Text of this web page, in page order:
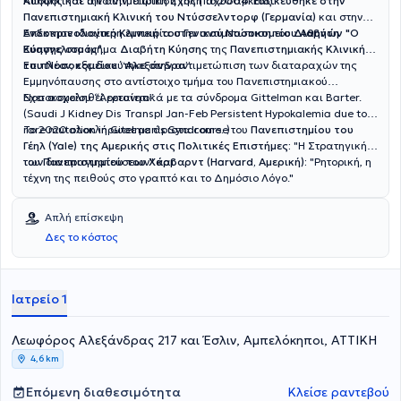
Πανεπιστημιακή Κλινική του Ντύσσελντορφ (Γερμανία) και στην
Ενδοκρινολογική Κλινική του Γενικού Νοσοκομείου Αθηνών "Ο
Ευαγγελισμός".
Απέκτησε ιδιαίτερη εμπειρία στην αντιμετώπιση τουΔιαβήτη
Κύησηςστο τμήμα Διαβήτη Κύησης της Πανεπιστημιακής Κλινικής
του Νοσοκομείου “Αλεξάνδρα”.
Επιπλέον, εξειδικεύτηκε στην αντιμετώπιση των διαταραχών της
Εμμηνόπαυσης στο αντίστοιχο τμήμα του Πανεπιστημιακού
Νοσοκομείου “Αρεταίειο”.
Έχει ασχοληθεί ερευνητικά με τα σύνδρομα Gittelman και Barter.
(Saudi J Kidney Dis Transpl Jan-Feb Persistent Hypokalemia due to a
rare mutation in Gitelman's Syndrome.)
Το 2020 ολοκλήρωσε με άριστα course του Πανεπιστημίου του
Γέηλ (Yale) της Αμερικής στις Πολιτικές Επιστήμες: "Η Στρατηγική
των διαπραγματεύσεων" και
τουΠανεπιστημίου του Χάρβαρντ (Harvard, Αμερική): "Ρητορική, η
τέχνη της πειθούς στο γραπτό και το Δημόσιο Λόγο."
Απλή επίσκεψη
Δες το κόστος
Ιατρείο 1
Λεωφόρος Αλεξάνδρας 217 και Έσλιν, Αμπελόκηποι, ΑΤΤΙΚΗ
4,6 km
Επόμενη διαθεσιμότητα Κλείσε ραντεβού